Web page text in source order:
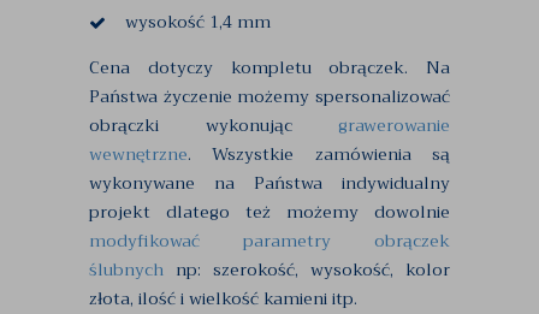
wysokość 1,4 mm
Cena dotyczy kompletu obrączek. Na
Państwa życzenie możemy spersonalizować
obrączki wykonując grawerowanie
wewnętrzne. Wszystkie zamówienia są
wykonywane na Państwa indywidualny
projekt dlatego też możemy dowolnie
modyfikować parametry obrączek
ślubnych np: szerokość, wysokość, kolor
złota, ilość i wielkość kamieni itp.